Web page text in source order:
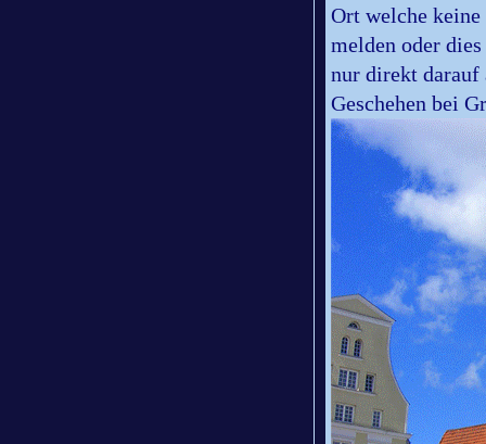
Ort welche keine
melden oder
nur direkt darauf
Geschehen bei